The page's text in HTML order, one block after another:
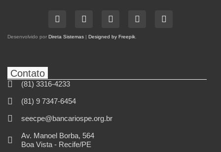
Desenvolvido por Direta Sistemas | Designed by Freepik
Contato
(81) 3316-4233
(81) 9 7347-6454
seecpe@bancariospe.org.br
Av. Manoel Borba, 564
Boa Vista - Recife/PE